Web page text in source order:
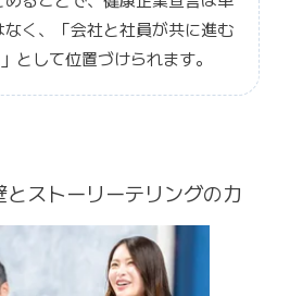
く、「会社と社員が共に進む
として位置づけられます。
ストーリーテリングの力